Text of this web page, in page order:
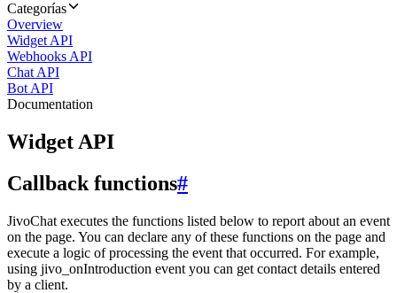
Categorías
Overview
Widget API
Webhooks API
Chat API
Bot API
Documentation
Widget API
Callback functions#
JivoChat executes the functions listed below to report about an event
on the page. You can declare any of these functions on the page and
execute a logic of processing the event that occurred. For example,
using jivo_onIntroduction event you can get contact details entered
by a client.